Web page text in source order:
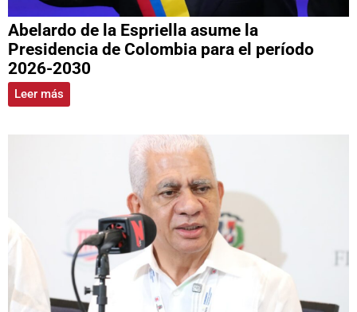
Abelardo de la Espriella asume la
Presidencia de Colombia para el período
2026-2030
Leer más